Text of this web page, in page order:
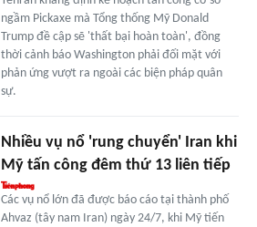
ngầm Pickaxe mà Tổng thống Mỹ Donald
Trump đề cập sẽ 'thất bại hoàn toàn', đồng
thời cảnh báo Washington phải đối mặt với
phản ứng vượt ra ngoài các biện pháp quân
sự.
Nhiều vụ nổ 'rung chuyển' Iran khi
Mỹ tấn công đêm thứ 13 liên tiếp
Các vụ nổ lớn đã được báo cáo tại thành phố
Ahvaz (tây nam Iran) ngày 24/7, khi Mỹ tiến